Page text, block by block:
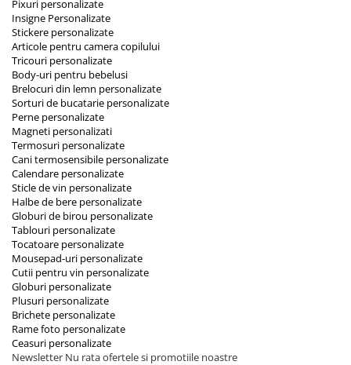
Pixuri personalizate
Insigne Personalizate
Stickere personalizate
Articole pentru camera copilului
Tricouri personalizate
Body-uri pentru bebelusi
Brelocuri din lemn personalizate
Sorturi de bucatarie personalizate
Perne personalizate
Magneti personalizati
Termosuri personalizate
Cani termosensibile personalizate
Calendare personalizate
Sticle de vin personalizate
Halbe de bere personalizate
Globuri de birou personalizate
Tablouri personalizate
Tocatoare personalizate
Mousepad-uri personalizate
Cutii pentru vin personalizate
Globuri personalizate
Plusuri personalizate
Brichete personalizate
Rame foto personalizate
Ceasuri personalizate
Newsletter Nu rata ofertele si promotiile noastre